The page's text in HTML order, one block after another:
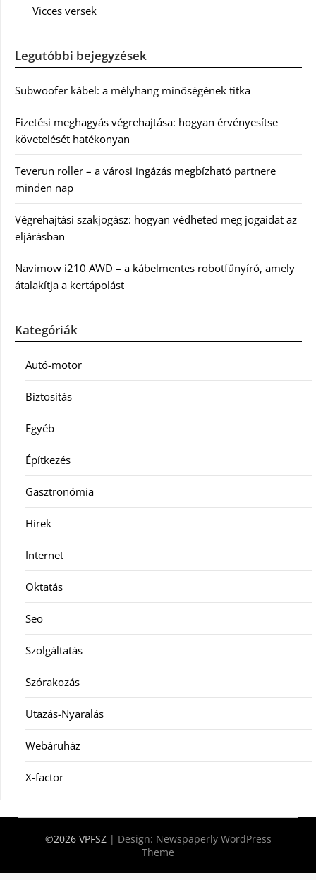
Vicces versek
Legutóbbi bejegyzések
Subwoofer kábel: a mélyhang minőségének titka
Fizetési meghagyás végrehajtása: hogyan érvényesítse
követelését hatékonyan
Teverun roller – a városi ingázás megbízható partnere
minden nap
Végrehajtási szakjogász: hogyan védheted meg jogaidat az
eljárásban
Navimow i210 AWD – a kábelmentes robotfűnyíró, amely
átalakítja a kertápolást
Kategóriák
Autó-motor
Biztosítás
Egyéb
Építkezés
Gasztronómia
Hírek
Internet
Oktatás
Seo
Szolgáltatás
Szórakozás
Utazás-Nyaralás
Webáruház
X-factor
©2026 VPFSZ | Design: Newspaperly WordPress
Theme